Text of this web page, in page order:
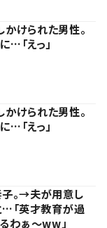
けられた男性。
…「えっ」
けられた男性。
…「えっ」
。→夫が用意し
「英才教育が過
わぁ～ww」